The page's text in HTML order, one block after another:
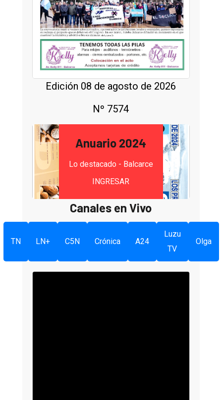
Edición 08 de agosto de 2026
Nº 7574
Anuario 2024
Lo destacado - Balcarce
INGRESAR
Canales en Vivo
TN LN+ C5N Crónica A24
Luzu
TV
Olga